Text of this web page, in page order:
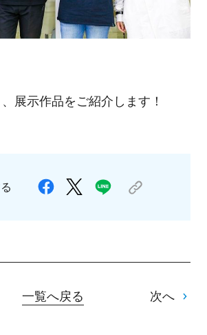
展示作品をご紹介します！
一覧へ戻る 次へ